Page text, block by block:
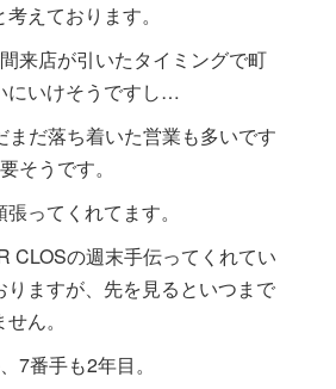
えております。
来店が引いたタイミングで町
にいけそうですし…
まだ落ち着いた営業も多いです
そうです。
ってくれてます。
CLOSの週末手伝ってくれてい
りますが、先を見るといつまで
ん。
7番手も2年目。